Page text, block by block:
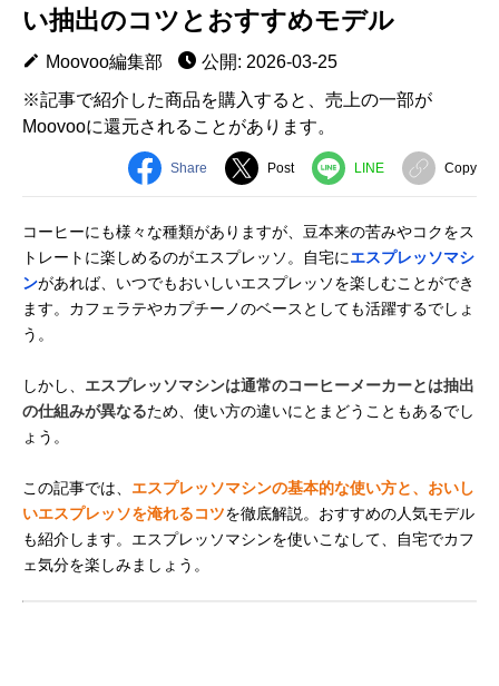
い抽出のコツとおすすめモデル
Moovoo編集部
公開: 2026-03-25
※記事で紹介した商品を購入すると、売上の一部が
Moovooに還元されることがあります。
Share Post LINE Copy
コーヒーにも様々な種類がありますが、豆本来の苦みやコクをス
トレートに楽しめるのがエスプレッソ。自宅にエスプレッソマシ
ンがあれば、いつでもおいしいエスプレッソを楽しむことができ
ます。カフェラテやカプチーノのベースとしても活躍するでしょ
う。
しかし、 エスプレッソマシンは通常のコーヒーメーカーとは抽出
の仕組みが異なるため、使い方の違いにとまどうこともあるでし
ょう。
この記事では、 エスプレッソマシンの基本的な使い方と、おいし
いエスプレッソを淹れるコツを徹底解説。おすすめの人気モデル
も紹介します。エスプレッソマシンを使いこなして、自宅でカフ
ェ気分を楽しみましょう。